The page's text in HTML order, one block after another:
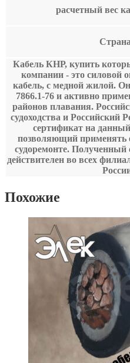
расчетный вес
Кабель КНР, купить
компании - это силовой
кабель, с медной жилой.
7866.1-76 и активно
районов плавания.
судоходства и Российский
сертификат на
позволяющий применять
судоремонте. Полученный
действителен во всех
Похожие